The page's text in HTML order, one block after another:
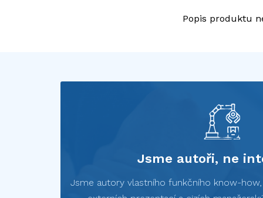
Popis produktu
Jsme autoři, ne
Jsme autory vlastního funkčního know-